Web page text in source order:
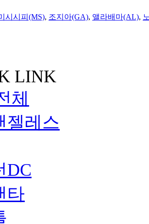
시시피(MS), 조지아(GA), 앨라배마(AL),
LINK
체
젤레스
DC
타